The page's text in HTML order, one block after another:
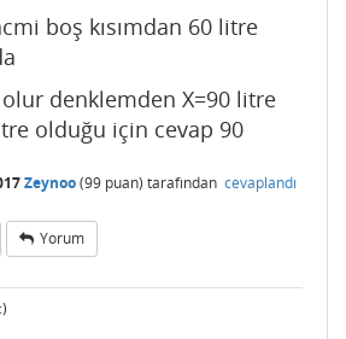
boş kısımdan 60 litre
olur denklemden X=90 litre
olduğu için cevap 90
Zeynoo(99 puan) tarafından cevaplandı
Yorum